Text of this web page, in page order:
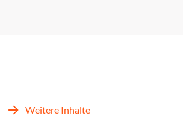
Weitere Inhalte